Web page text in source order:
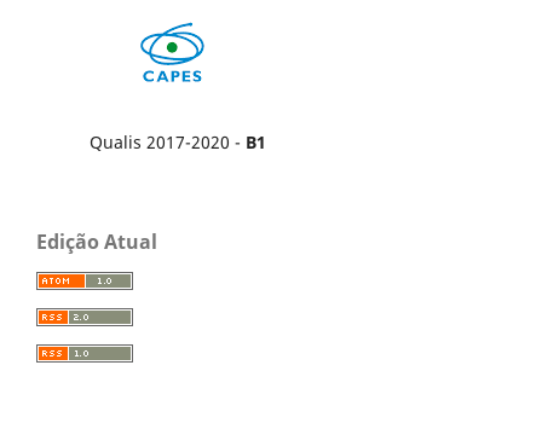
Qualis 2017-2020 - B1
Edição Atual